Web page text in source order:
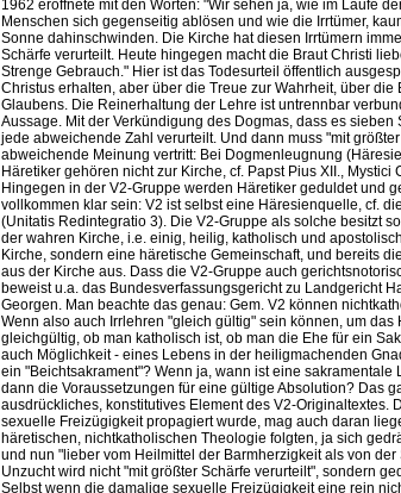
1962 eröffnete mit den Worten: "Wir sehen ja, wie im Laufe
Menschen sich gegenseitig ablösen und wie die Irrtümer,
Sonne dahinschwinden. Die Kirche hat diesen Irrtümern
Schärfe verurteilt. Heute hingegen macht die Braut Christi
Strenge Gebrauch." Hier ist das Todesurteil öffentlich
Christus erhalten, aber über die Treue zur Wahrheit, über
Glaubens. Die Reinerhaltung der Lehre ist untrennbar
Aussage. Mit der Verkündigung des Dogmas, dass es
jede abweichende Zahl verurteilt. Und dann muss "mit
abweichende Meinung vertritt: Bei Dogmenleugnung
Häretiker gehören nicht zur Kirche, cf. Papst Pius XII., Mystici
Hingegen in der V2-Gruppe werden Häretiker geduldet und
vollkommen klar sein: V2 ist selbst eine Häresienquelle, cf.
(Unitatis Redintegratio 3). Die V2-Gruppe als solche besitzt
der wahren Kirche, i.e. einig, heilig, katholisch und
Kirche, sondern eine häretische Gemeinschaft, und bereits
aus der Kirche aus. Dass die V2-Gruppe auch
beweist u.a. das Bundesverfassungsgericht zu Landgericht
Georgen. Man beachte das genau: Gem. V2 können
Wenn also auch Irrlehren "gleich gültig" sein können, um
gleichgültig, ob man katholisch ist, ob man die Ehe für ein
auch Möglichkeit - eines Lebens in der heiligmachenden
ein "Beichtsakrament"? Wenn ja, wann ist eine
dann die Voraussetzungen für eine gültige Absolution? Das
ausdrückliches, konstitutives Element des V2-Originaltextes.
sexuelle Freizügigkeit propagiert wurde, mag auch daran
häretischen, nichtkatholischen Theologie folgten, ja sich
und nun "lieber vom Heilmittel der Barmherzigkeit als von
Unzucht wird nicht "mit größter Schärfe verurteilt", sondern
Selbst wenn die damalige sexuelle Freizügigkeit eine rein